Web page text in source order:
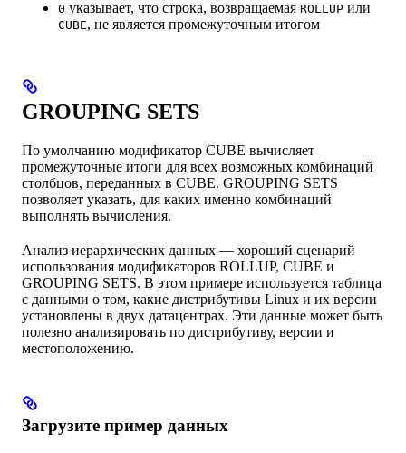
0 указывает, что строка, возвращаемая ROLLUP или
CUBE, не является промежуточным итогом
GROUPING SETS
По умолчанию модификатор CUBE вычисляет
промежуточные итоги для всех возможных комбинаций
столбцов, переданных в CUBE. GROUPING SETS
позволяет указать, для каких именно комбинаций
выполнять вычисления.
Анализ иерархических данных — хороший сценарий
использования модификаторов ROLLUP, CUBE и
GROUPING SETS. В этом примере используется таблица
с данными о том, какие дистрибутивы Linux и их версии
установлены в двух датацентрах. Эти данные может быть
полезно анализировать по дистрибутиву, версии и
местоположению.
Загрузите пример данных